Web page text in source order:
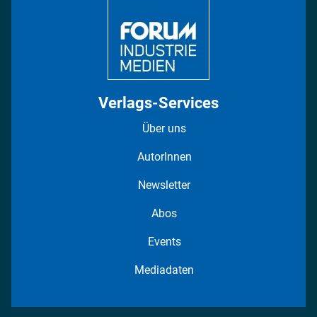
Verlags-Services
Über uns
AutorInnen
Newsletter
Abos
Events
Mediadaten